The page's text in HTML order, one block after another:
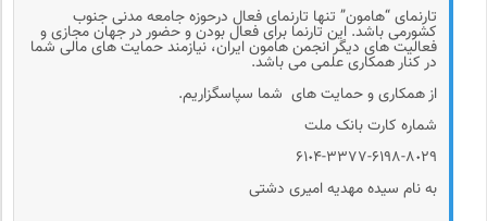
تارنمای “هامون” تنها تارنمای فعال درحوزه جامعه مدنی جنوب
کشورمی باشد. این تارنما برای فعال بودن و حضور در جهان مجازی و
فعالیت های دیگر انجمن هامون ایران، نیازمند حمایت های مالی شما
در کنار همکاری علمی می باشد.
از همکاری و حمایت های شما سپاسگزاریم.
شماره کارت بانک ملت
۶۱٠۴-۳۳۷۷-۶۱۹۸-۸٠۲۹
به نام سیده مهدیه امیری دشتی